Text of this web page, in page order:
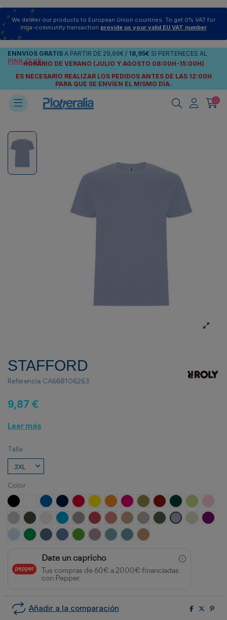
We deliver our products to European Union countries. To get 0% VAT for
intra-community transaction provide us your valid EU VAT number
ENNVÍOS GRATIS A PARTIR DE 29,99€ / 18,95€ SI PERTENECES AL
PINK CLUB
HORARIO DE VERANO (JULIO Y AGOSTO 08:00H-15:00H)
ES NECESARIO REALIZAR LOS PEDIDOS ANTES DE LAS 12:00H
PARA QUE SE ENVÍEN EL MISMO DÍA.
0
STAFFORD
Referencia CA668106263
9,87 €
Leer más
Talla
Color
NEGRO BLANCOROYAL MARINOROJO AMARILLONARANJAROSETONVERDE MILITAR
GRANATEVERDE BOTELLA
VERDE
GRIS VIGOREPLOMO OSCURO
BLANCO VINTAGE
TURQUESA
OPALO ROJO CRISANTEMO
NARANJA CLAY
ARENA GRIS PIEDRAVERDE AVENTURA
AZUL ZENVERDE
CELESTEVERDE KELLY
AZUL DENIMAZUL RIVIERA
VERDE GRASS
LAVANDAAZUL LAVADO
AZUL DUSTYNARANJA GREEK
Date un capricho
Tus compras de 60€ a 2000€ financiadas
con Pepper.
Añadir a la comparación